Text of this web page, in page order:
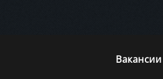
Вакансии